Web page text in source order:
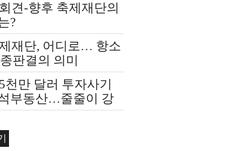
견-향후 축제재단의
?
재단, 어디로… 항소
판결의 의미
천만 달러 투자사기
부동산…줄줄이 강